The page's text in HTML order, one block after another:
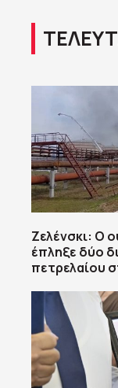
Ζελένσκι: Ο
έπληξε δύο
πετρελαίου